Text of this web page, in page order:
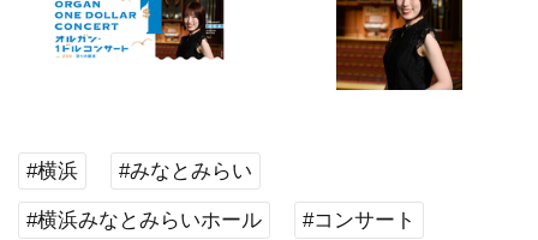
#横浜 #みなとみらい
#横浜みなとみらいホール #コンサート